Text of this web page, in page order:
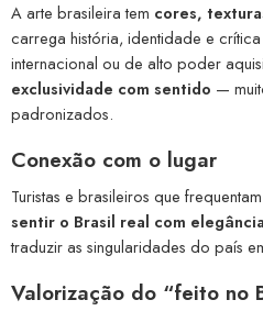
A arte brasileira tem cores,
carrega história, identidade e
internacional ou de alto poder
exclusividade com sentido —
padronizados.
Conexão com o lugar
Turistas e brasileiros que
sentir o Brasil real com elegância
traduzir as singularidades do país
Valorização do “feito no